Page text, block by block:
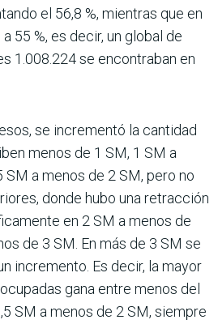
el 56,8 %, mientras que en
55 %, es decir, un global de
1.008.224 se encon­traban en
se incrementó la cantidad
menos de 1 SM, 1 SM a
SM a menos de 2 SM, pero no
donde hubo una retracción
en 2 SM a menos de
de 3 SM. En más de 3 SM se
incremento. Es decir, la mayor
gana entre menos del
SM a menos de 2 SM, siem­pre